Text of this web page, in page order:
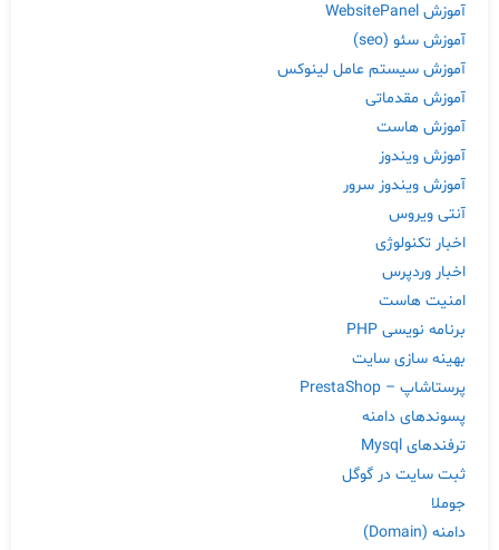
آموزش WebsitePanel
آموزش سئو (seo)
آموزش سیستم عامل لینوکس
آموزش مقدماتی
آموزش هاست
آموزش ویندوز
آموزش ویندوز سرور
آنتی ویروس
اخبار تکنولوژی
اخبار وردپرس
امنیت هاست
برنامه نویسی PHP
بهینه سازی سایت
پرستاشاپ – PrestaShop
پسوندهای دامنه
ترفندهای Mysql
ثبت سایت در گوگل
جوملا
دامنه (Domain)